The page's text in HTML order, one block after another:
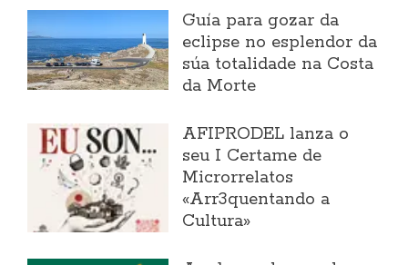
Guía para gozar da
eclipse no esplendor da
súa totalidade na Costa
da Morte
AFIPRODEL lanza o
seu I Certame de
Microrrelatos
«Arr3quentando a
Cultura»